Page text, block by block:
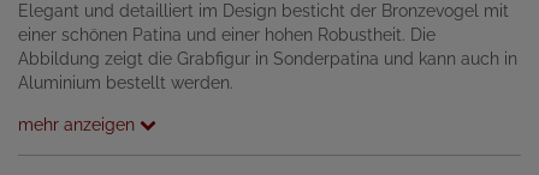
Elegant und detailliert im Design besticht der Bronzevogel mit
einer schönen Patina und einer hohen Robustheit. Die
Abbildung zeigt die Grabfigur in Sonderpatina und kann auch in
Aluminium bestellt werden.
mehr anzeigen